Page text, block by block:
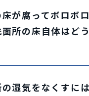
が腐ってボロボ
所の床自体はど
湿気をなくすに